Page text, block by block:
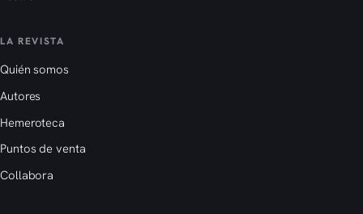
LA REVISTA
Quién somos
Autores
Hemeroteca
Puntos de venta
Collabora